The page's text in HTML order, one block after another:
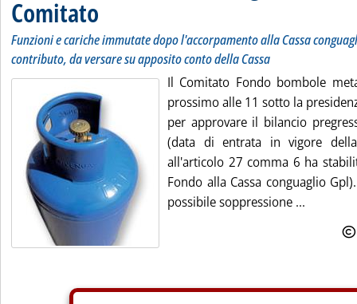
Comitato
Funzioni e cariche immutate dopo l'accorpamento alla Cassa
contributo, da versare su apposito conto della Cassa
Il Comitato Fondo bombole
prossimo alle 11 sotto la
per approvare il bilancio
(data di entrata in vigore
all'articolo 27 comma 6 ha
Fondo alla Cassa conguaglio
possibile soppressione ...